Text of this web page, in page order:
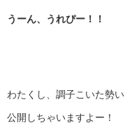
うーん、うれぴー！！
わたくし、調子こいた勢
公開しちゃいますよー！